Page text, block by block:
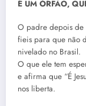
É UM ÓRFÃO,
O padre depois de
fieis para que não
nivelado no Brasil.
O que ele tem
e afirma que “É
nos liberta.